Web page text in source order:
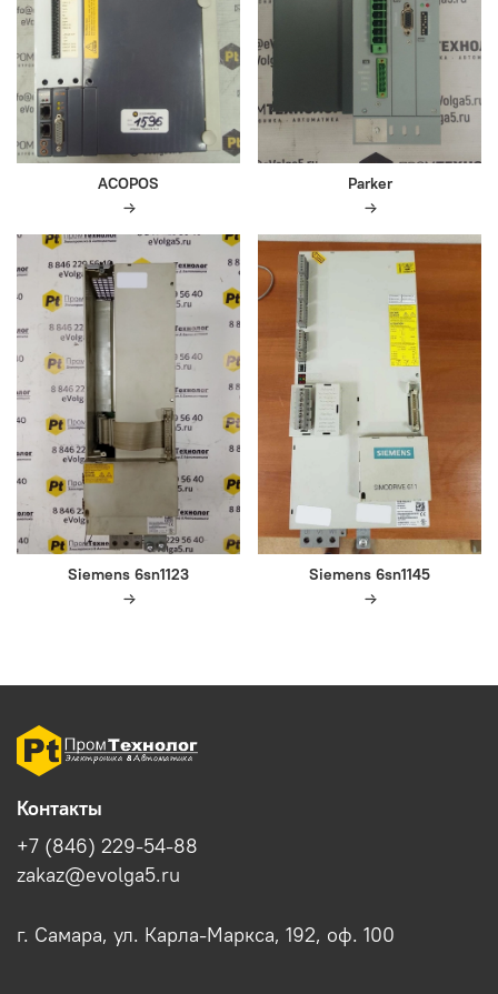
ACOPOS Parker
Siemens 6sn1123 Siemens 6sn1145
Контакты
+7 (846) 229-54-88
zakaz@evolga5.ru
г. Самара, ул. Карла-Маркса, 192, оф. 100